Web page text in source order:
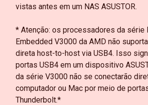
vistas antes em um NAS ASUSTOR.
* Atenção: os processadores da série
Embedded V3000 da AMD não
direta host-to-host via USB4. Isso
portas USB4 em um dispositivo
da série V3000 não se conectarão
computador ou Mac por meio de
Thunderbolt.*